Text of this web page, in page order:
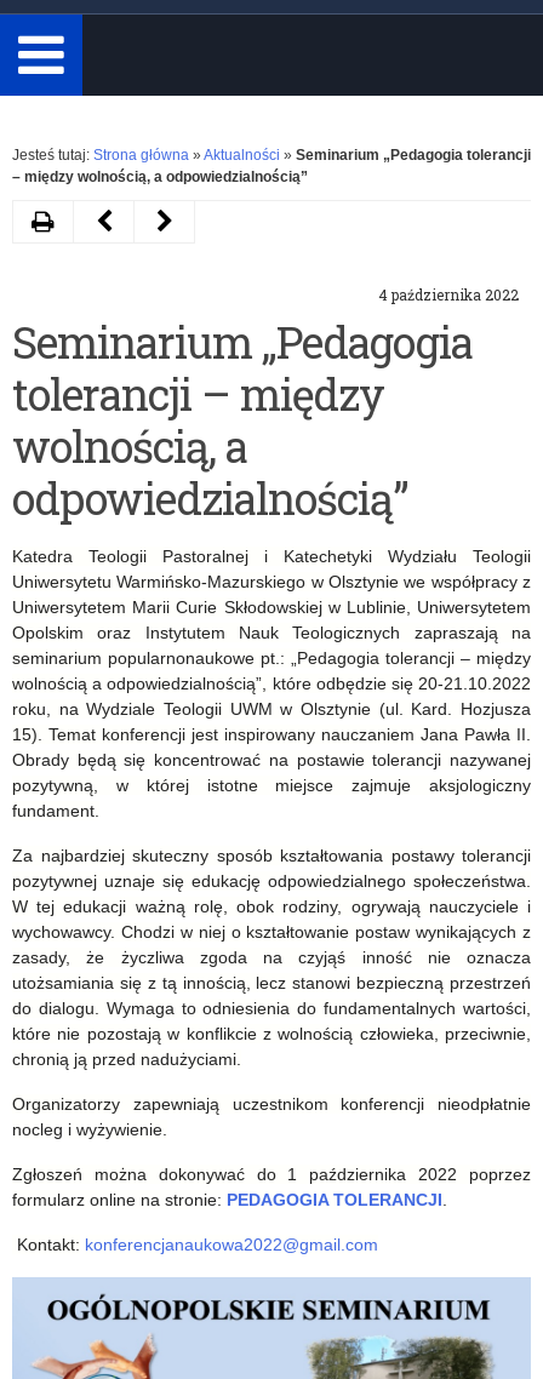
minimum
3
znaki.
Rozwiń
Jesteś tutaj: Strona główna » Aktualności » Seminarium „Pedagogia tolerancji
– między wolnością, a odpowiedzialnością”
4 października 2022
Seminarium „Pedagogia
tolerancji – między
wolnością, a
odpowiedzialnością”
Katedra Teologii Pastoralnej i Katechetyki Wydziału Teologii
Uniwersytetu Warmińsko-Mazurskiego w Olsztynie we współpracy z
Uniwersytetem Marii Curie Skłodowskiej w Lublinie, Uniwersytetem
Opolskim oraz Instytutem Nauk Teologicznych zapraszają na
seminarium popularnonaukowe pt.: „Pedagogia tolerancji – między
wolnością a odpowiedzialnością”, które odbędzie się 20-21.10.2022
roku, na Wydziale Teologii UWM w Olsztynie (ul. Kard. Hozjusza
15). Temat konferencji jest inspirowany nauczaniem Jana Pawła II.
Obrady będą się koncentrować na postawie tolerancji nazywanej
pozytywną, w której istotne miejsce zajmuje aksjologiczny
fundament.
Za najbardziej skuteczny sposób kształtowania postawy tolerancji
pozytywnej uznaje się edukację odpowiedzialnego społeczeństwa.
W tej edukacji ważną rolę, obok rodziny, ogrywają nauczyciele i
wychowawcy. Chodzi w niej o kształtowanie postaw wynikających z
zasady, że życzliwa zgoda na czyjąś inność nie oznacza
utożsamiania się z tą innością, lecz stanowi bezpieczną przestrzeń
do dialogu. Wymaga to odniesienia do fundamentalnych wartości,
które nie pozostają w konflikcie z wolnością człowieka, przeciwnie,
chronią ją przed nadużyciami.
Organizatorzy zapewniają uczestnikom konferencji nieodpłatnie
nocleg i wyżywienie.
Zgłoszeń można dokonywać do 1 października 2022 poprzez
formularz online na stronie: PEDAGOGIA TOLERANCJI.
Kontakt: konferencjanaukowa2022@gmail.com
DrukujNastępny
„Młody
Innowator”
Poprzedni
Dzieci
i
Młodzieży
przy
Ministrze
Edukacji
i
Nauki
–
Konsultacje
wojewódzkie
dla
szkół
ponadpodstawowych.